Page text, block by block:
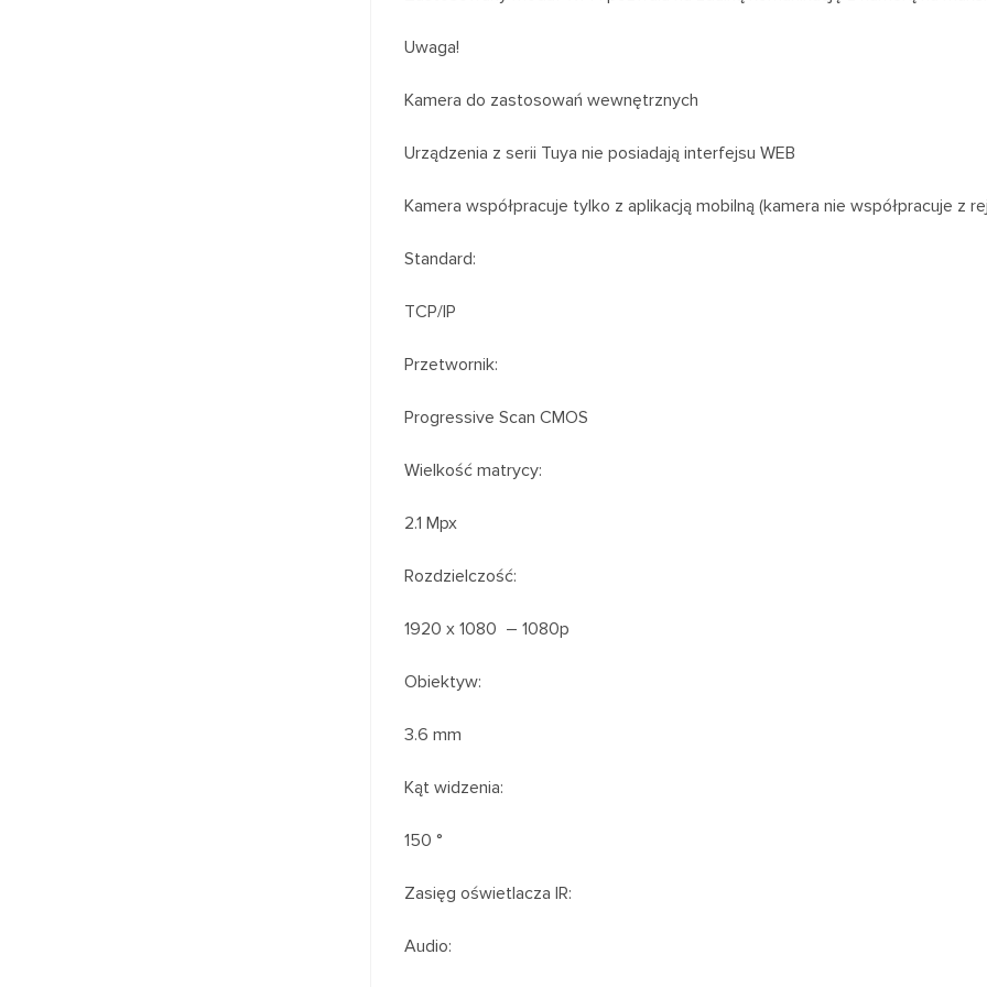
Uwaga!
Kamera do zastosowań wewnętrznych
Urządzenia z serii Tuya nie posiadają interfejsu WEB
Kamera współpracuje tylko z aplikacją mobilną (kamera nie współpracuje z
Standard:
TCP/IP
Przetwornik:
Progressive Scan CMOS
Wielkość matrycy:
2.1 Mpx
Rozdzielczość:
1920 x 1080 – 1080p
Obiektyw:
3.6 mm
Kąt widzenia:
150 °
Zasięg oświetlacza IR:
Audio: